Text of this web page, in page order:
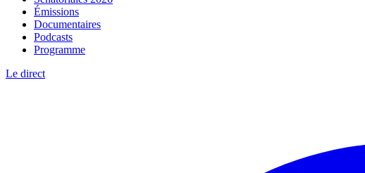
Émissions
Documentaires
Podcasts
Programme
Le direct